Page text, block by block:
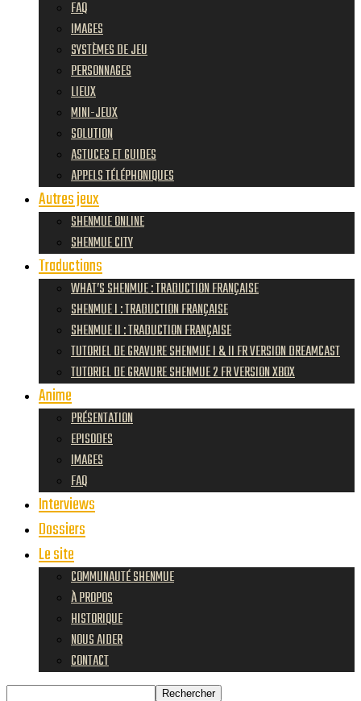
FAQ
IMAGES
SYSTÈMES DE JEU
PERSONNAGES
LIEUX
MINI-JEUX
SOLUTION
ASTUCES ET GUIDES
APPELS TÉLÉPHONIQUES
Autres jeux
SHENMUE ONLINE
SHENMUE CITY
Traductions
WHAT’S SHENMUE : TRADUCTION FRANÇAISE
SHENMUE I : TRADUCTION FRANÇAISE
SHENMUE II : TRADUCTION FRANÇAISE
TUTORIEL DE GRAVURE SHENMUE I & II FR VERSION DREAMCAST
TUTORIEL DE GRAVURE SHENMUE 2 FR VERSION XBOX
Anime
PRÉSENTATION
EPISODES
IMAGES
FAQ
Interviews
Dossiers
Le site
COMMUNAUTÉ SHENMUE
À PROPOS
HISTORIQUE
NOUS AIDER
CONTACT